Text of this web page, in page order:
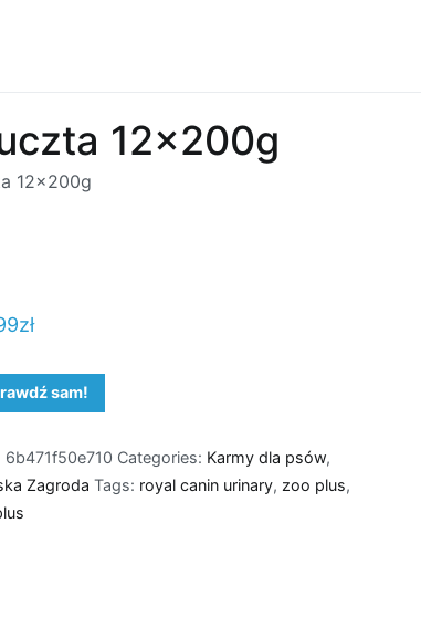
12x200g
12x200g
zł
sam!
6b471f50e710 Categories: Karmy dla psów,
Zagroda Tags: royal canin urinary, zoo plus,